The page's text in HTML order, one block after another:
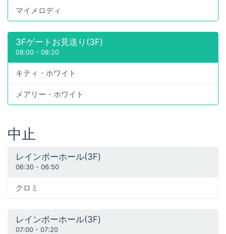
マイメロディ
3Fゲートお見送り(3F)
08:00 - 08:20
キティ・ホワイト
メアリー・ホワイト
中止
レインボーホール(3F)
06:30 - 06:50
クロミ
レインボーホール(3F)
07:00 - 07:20